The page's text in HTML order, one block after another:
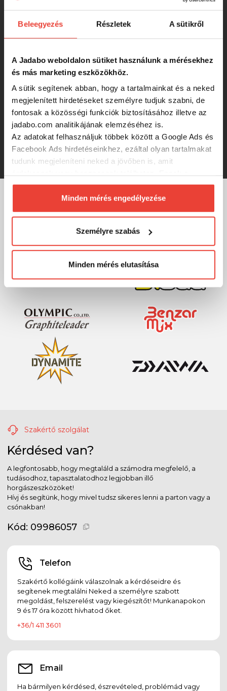
Beleegyezés Részletek A sütikről
A Jadabo weboldalon sütiket használunk a mérésekhez
és más marketing eszközökhöz.
A sütik segítenek abban, hogy a tartalmainkat és a neked
megjelenített hirdetéseket személyre tudjuk szabni, de
fontosak a közösségi funkciók biztosításához illetve az
jadabo.com analitikájának elemzéséhez is.
Az adatokat felhasználjuk többek között a Google Ads és
Facebook Ads hirdetéseinkhez, ezáltal olyan tartalmakat
tudunk megjeleníteni neked a jövőben is, amit
biztosításához arra kérünk, hogy engedd meg
számunkra minden mérés használatát.
Természetesensoha semmilyen formában nem fogunk
megváltoztathatod a döntésed ezzel kapcsolatban.
Előre is köszönjük!
Minden mérés engedélyezése
Személyre szabás
Minden mérés elutasítása
943 Ft
Sensas Úszó Pierrot 1,5g
943 Ft
Úszó Pontyozó 3 G Mp2
740 Ft
MÁRKÁINK
Szakértő szolgálat
Kérdésed van?
A legfontosabb, hogy megtaláld a számodra megfelelő, a
tudásodhoz, tapasztalatodhoz legjobban illő
horgászeszközöket!
Hívj és segítünk, hogy mivel tudsz sikeres lenni a parton vagy a
csónakban!
Kód: 09986057
Telefon
Szakértő kollégáink válaszolnak a kérdéseidre és
segítenek megtalálni Neked a személyre szabott
megoldást, felszerelést vagy kiegészítőt! Munkanapokon
9 és 17 óra között hívhatod őket.
+36/1 411 3601
Email
Ha bármilyen kérdésed, észrevételed, problémád vagy